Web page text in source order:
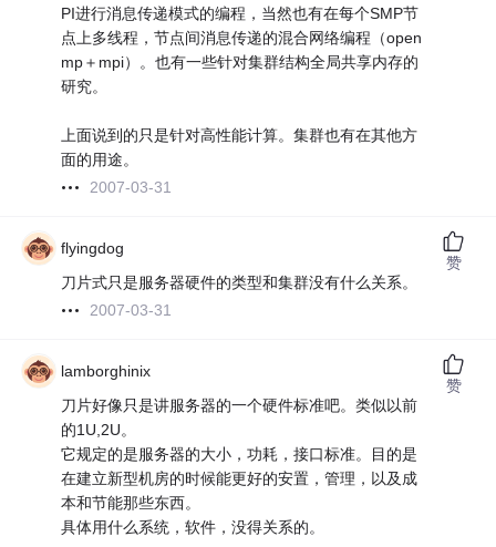
PI进行消息传递模式的编程，当然也有在每个SMP节
点上多线程，节点间消息传递的混合网络编程（open
mp＋mpi）。也有一些针对集群结构全局共享内存的
研究。
上面说到的只是针对高性能计算。集群也有在其他方
面的用途。
2007-03-31
flyingdog
刀片式只是服务器硬件的类型和集群没有什么关系。
2007-03-31
赞
lamborghinix
刀片好像只是讲服务器的一个硬件标准吧。类似以前
的1U,2U。
它规定的是服务器的大小，功耗，接口标准。目的是
在建立新型机房的时候能更好的安置，管理，以及成
本和节能那些东西。
具体用什么系统，软件，没得关系的。
赞